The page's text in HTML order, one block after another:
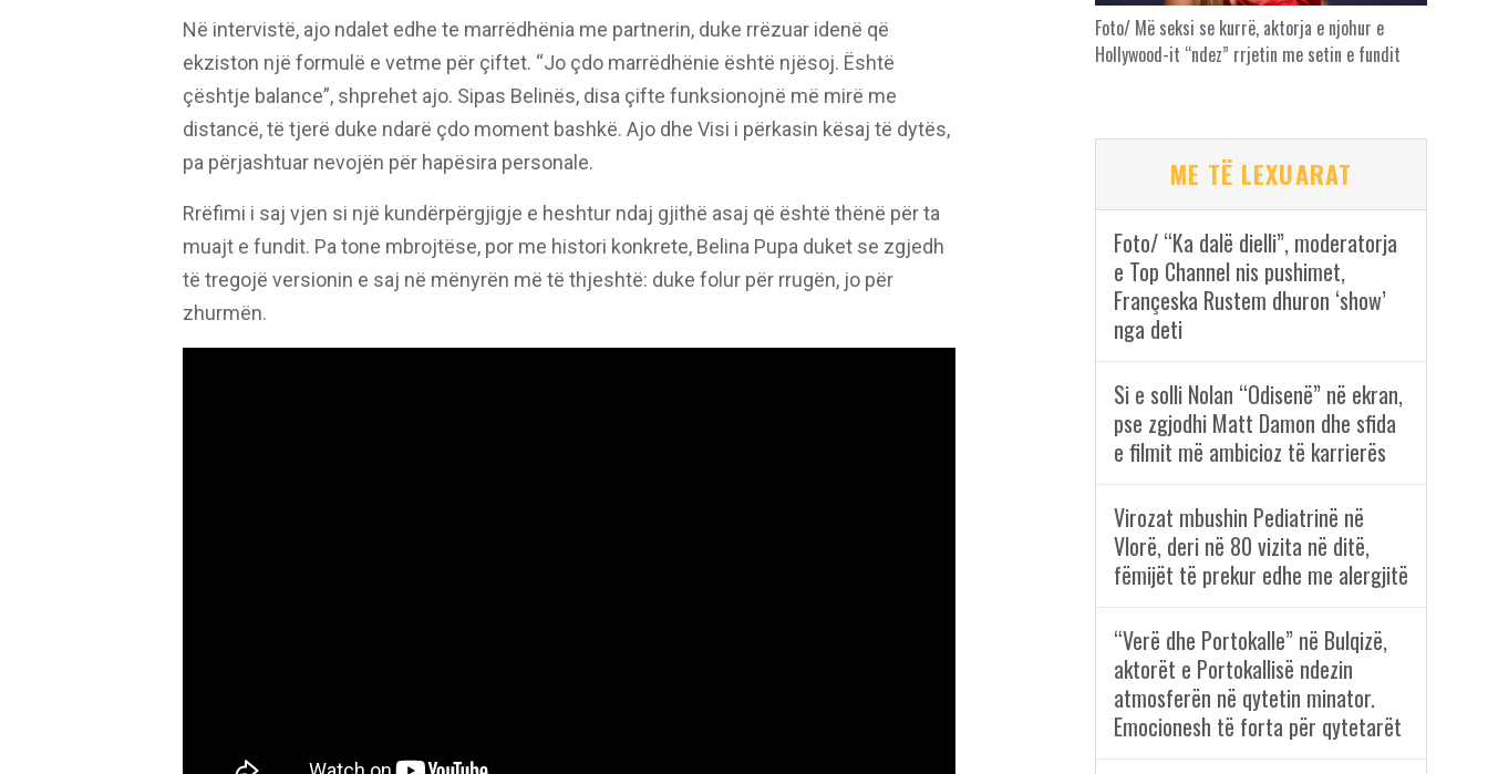
Në intervistë, ajo ndalet edhe te marrëdhënia me partnerin, duke rrëzuar idenë që
ekziston një formulë e vetme për çiftet. “Jo çdo marrëdhënie është njësoj. Është
çështje balance”, shprehet ajo. Sipas Belinës, disa çifte funksionojnë më mirë me
distancë, të tjerë duke ndarë çdo moment bashkë. Ajo dhe Visi i përkasin kësaj të dytës,
pa përjashtuar nevojën për hapësira personale.
Rrëfimi i saj vjen si një kundërpërgjigje e heshtur ndaj gjithë asaj që është thënë për ta
muajt e fundit. Pa tone mbrojtëse, por me histori konkrete, Belina Pupa duket se zgjedh
të tregojë versionin e saj në mënyrën më të thjeshtë: duke folur për rrugën, jo për
zhurmën.
Foto/ Më seksi se kurrë, aktorja e njohur e
Hollywood-it “ndez” rrjetin me setin e fundit
ME TË LEXUARAT
Foto/ “Ka dalë dielli”, moderatorja
e Top Channel nis pushimet,
Françeska Rustem dhuron ‘show’
nga deti
Si e solli Nolan “Odisenë” në ekran,
pse zgjodhi Matt Damon dhe sfida
e filmit më ambicioz të karrierës
Virozat mbushin Pediatrinë në
Vlorë, deri në 80 vizita në ditë,
fëmijët të prekur edhe me alergjitë
“Verë dhe Portokalle” në Bulqizë,
aktorët e Portokallisë ndezin
atmosferën në qytetin minator.
Emocionesh të forta për qytetarët